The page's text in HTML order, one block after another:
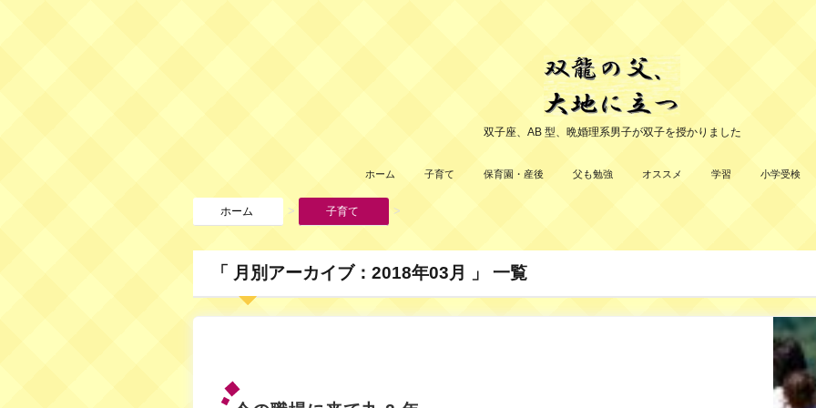
双子座、AB 型、晩婚理系男子が双子を授かりました
ホーム 子育て 保育園・産後 父も勉強 オススメ 学習 小学受検
ホーム > 子育て >
「 月別アーカイブ：2018年03月 」 一覧